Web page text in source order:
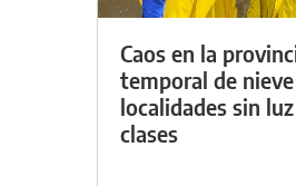
Caos en la
temporal de
localidades sin
clases